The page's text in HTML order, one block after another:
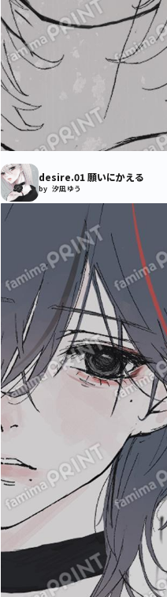
desire.01 願いにかえる
by 汐凪 ゆう